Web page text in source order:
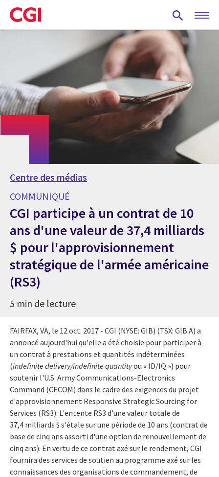
Skip
to
main
Centre des médias
COMMUNIQUÉ
CGI participe à un contrat de 10
ans d'une valeur de 37,4 milliards
$ pour l'approvisionnement
stratégique de l'armée américaine
(RS3)
5 min de lecture
FAIRFAX, VA, le 12 oct. 2017 - CGI (NYSE: GIB) (TSX: GIB.A) a
annoncé aujourd'hui qu'elle a été choisie pour participer à
un contrat à prestations et quantités indéterminées
(indefinite delivery/indefinite quantityou « ID/IQ ») pour
soutenir l'U.S. Army Communications-Electronics
Command (CECOM) dans le cadre des exigences du projet
d'approvisionnement Responsive Strategic Sourcing for
Services (RS3). L'entente RS3 d'une valeur totale de
37,4 milliards $ s'étale sur une période de 10 ans (contrat de
base de cinq ans assorti d'une option de renouvellement de
cinq ans). En vertu de ce contrat axé sur le rendement, CGI
fournira des services de soutien au programme axé sur les
connaissances des organisations de commandement, de